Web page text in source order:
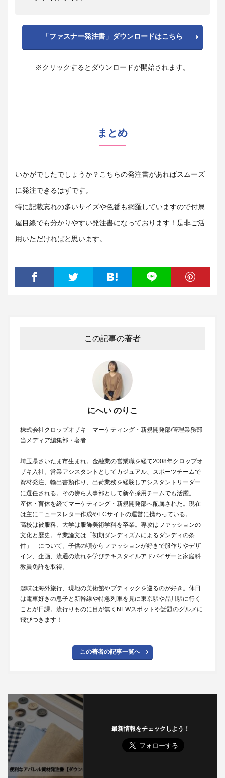
「ファスナー発注書」ダウンロードはこちら
※クリックするとダウンロードが開始されます。
まとめ
いかがでしたでしょうか？こちらの発注書があればスムーズ
に発注できるはずです。
特に記載忘れの多いサイズや色番も網羅していますので付属
屋目線でも分かりやすい発注書になっております！是非ご活
用いただければと思います。
この記事の著者
にへい のりこ
株式会社クロップオザキ マーケティング・新規開発部/管理業務部
当メディア編集部・著者
埼玉県さいたま市生まれ。金融業の営業職を経て2008年クロップオ
ザキ入社。営業アシスタントとしてカジュアル、スポーツチームで
資材発注、輸出書類作り、出荷業務を経験しアシスタントリーダー
に選任される。その傍ら人事部として新卒採用チームでも活躍。
産休・育休を経てマーケティング・新規開発部へ配属された。現在
は主にニュースレター作成やECサイトの運営に携わっている。
高校は被服科、大学は服飾美術学科を卒業。専攻はファッションの
文化と歴史。卒業論文は「初期ダンディズムによるダンディの条
件」 について。子供の頃からファッションが好きで服作りやデザ
イン、企画、流通の流れを学びテキスタイルアドバイザーと家庭科
教員免許を取得。
趣味は海外旅行、現地の美術館やブティックを巡るのが好き。休日
は電車好きの息子と新幹線や特急列車を見に東京駅や品川駅に行く
ことが日課。流行りものに目が無くNEWスポットや話題のグルメに
飛びつきます！
この著者の記事一覧へ
最新情報をチェックしよう！